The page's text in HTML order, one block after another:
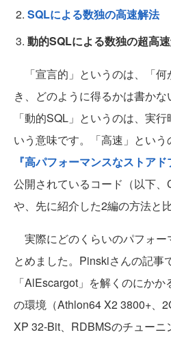
SQLによる数独の高速解法
動的SQLによる数独の超高速
「宣言的」というのは、「何
き、どのように得るかは書かな
「動的SQL」というのは、実
いう意味です。「高速」という
『高パフォーマンスなストアド
公開されているコード（以下、
や、先に紹介した2編の方法と
実際にどのくらいのパフォー
とめました。Pinskiさんの記事
「AlEscargot」を解くのにか
の環境（Athlon64 X2 3800+、
XP 32-Bit、RDBMSのチューニ